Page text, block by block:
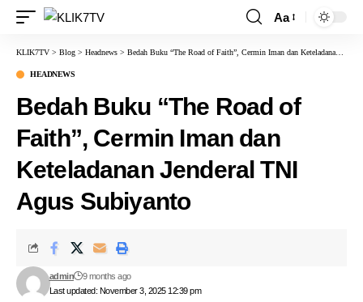
Aa
KLIK7TV > Blog > Headnews > Bedah Buku “The Road of Faith”, Cermin Iman dan Keteladanan Jenderal TNI Agus Subiyanto
HEADNEWS
Bedah Buku “The Road of
Faith”, Cermin Iman dan
Keteladanan Jenderal TNI
Agus Subiyanto
Last updated: November 3, 2025 12:39 pm
admin 9 months ago